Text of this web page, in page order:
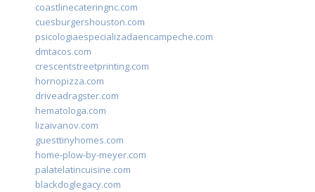
coastlinecateringnc.com
cuesburgershouston.com
psicologiaespecializadaencampeche.com
dmtacos.com
crescentstreetprinting.com
hornopizza.com
driveadragster.com
hematologa.com
lizaivanov.com
guesttinyhomes.com
home-plow-by-meyer.com
palatelatincuisine.com
blackdoglegacy.com